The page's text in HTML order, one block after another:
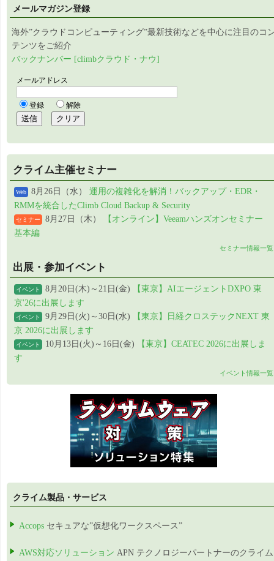
メールマガジン登録
海外”クラウドコンピューティング”最新技術などを中心に注目のコ
テンツをご紹介
バックナンバー [climbクラウド・ナウ]
クライム主催セミナー
Web 8月26日（水） 運用の複雑化を解消！バックアップ・EDR・
RMMを統合したClimb Cloud Backup & Security
セミナー 8月27日（木）
【オンライン】Veeamハンズオンセミナー
基本編
セミナー情報一覧
出展・参加イベント
イベント 8月20日(木)～21日(金)
【東京】AIエージェントDXPO 東
京'26に出展します
イベント 9月29日(火)～30日(水)
【東京】日経クロステックNEXT 東
京 2026に出展します
イベント 10月13日(火)～16日(金)
【東京】CEATEC 2026に出展しま
す
イベント情報一覧
クライム製品・サービス
Accops セキュアな”仮想化ワークスペース”
AWS対応ソリューション APN テクノロジーパートナーのクライム